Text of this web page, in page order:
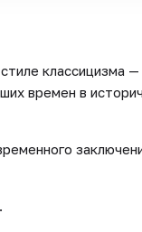
классицизма
времен в